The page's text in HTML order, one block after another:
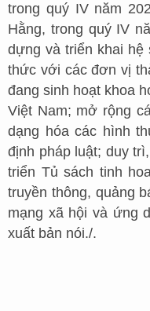
trong quý IV năm
Hằng, trong quý IV
dựng và triển khai hệ
thức với các đơn vị
đang sinh hoạt khoa
Việt Nam; mở rộng
dạng hóa các hình
định pháp luật; duy
triển Tủ sách tinh
truyền thông, quảng
mạng xã hội và ứng
xuất bản nói./.